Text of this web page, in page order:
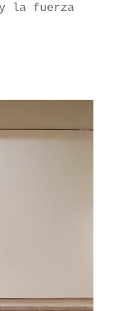
la fuerza